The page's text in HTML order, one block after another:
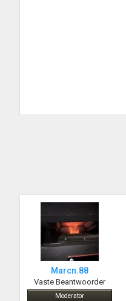
Marcn.88
Vaste Beantwoorder
Moderator